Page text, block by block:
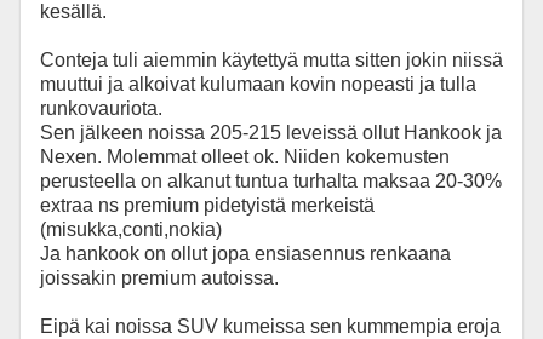
kesällä.
Conteja tuli aiemmin käytettyä mutta sitten jokin niissä
muuttui ja alkoivat kulumaan kovin nopeasti ja tulla
runkovauriota.
Sen jälkeen noissa 205-215 leveissä ollut Hankook ja
Nexen. Molemmat olleet ok. Niiden kokemusten
perusteella on alkanut tuntua turhalta maksaa 20-30%
extraa ns premium pidetyistä merkeistä
(misukka,conti,nokia)
Ja hankook on ollut jopa ensiasennus renkaana
joissakin premium autoissa.
Eipä kai noissa SUV kumeissa sen kummempia eroja